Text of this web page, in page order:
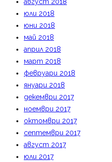
юли 2018
юни 2018
май 2018
април 2018
март 2018
февруари 2018
януари 2018
декември 2017
ноември 2017
октомври 2017
септември 2017
август 2017
юли 2017